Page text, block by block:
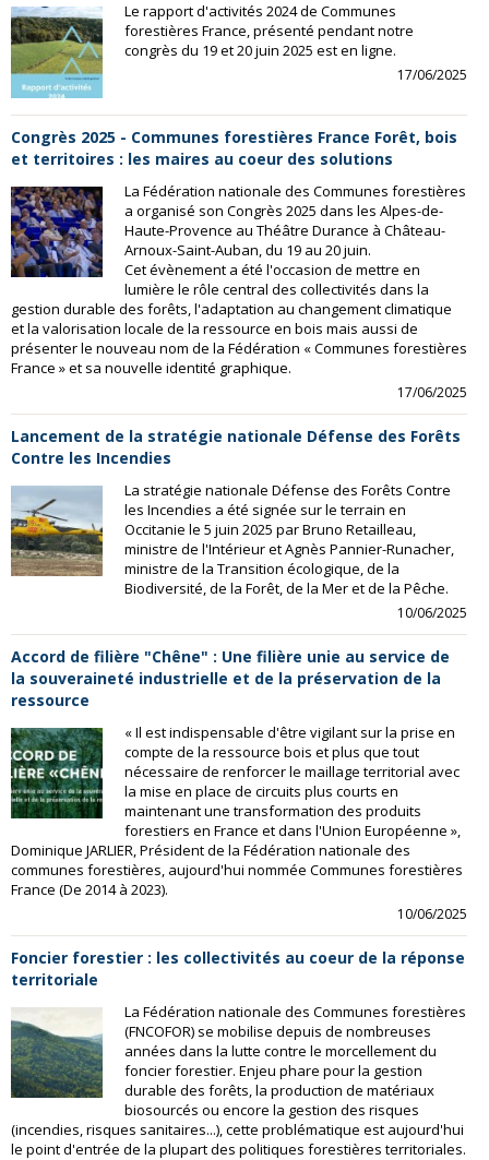
Le rapport d'activités 2024 de Communes
forestières France, présenté pendant notre
congrès du 19 et 20 juin 2025 est en ligne.
17/06/2025
Congrès 2025 - Communes forestières France Forêt, bois
et territoires : les maires au coeur des solutions
La Fédération nationale des Communes forestières
a organisé son Congrès 2025 dans les Alpes-de-
Haute-Provence au Théâtre Durance à Château-
Arnoux-Saint-Auban, du 19 au 20 juin.
Cet évènement a été l'occasion de mettre en
lumière le rôle central des collectivités dans la
gestion durable des forêts, l'adaptation au changement climatique
et la valorisation locale de la ressource en bois mais aussi de
présenter le nouveau nom de la Fédération « Communes forestières
France » et sa nouvelle identité graphique.
17/06/2025
Lancement de la stratégie nationale Défense des Forêts
Contre les Incendies
La stratégie nationale Défense des Forêts Contre
les Incendies a été signée sur le terrain en
Occitanie le 5 juin 2025 par Bruno Retailleau,
ministre de l'Intérieur et Agnès Pannier-Runacher,
ministre de la Transition écologique, de la
Biodiversité, de la Forêt, de la Mer et de la Pêche.
10/06/2025
Accord de filière "Chêne" : Une filière unie au service de
la souveraineté industrielle et de la préservation de la
ressource
« Il est indispensable d'être vigilant sur la prise en
compte de la ressource bois et plus que tout
nécessaire de renforcer le maillage territorial avec
la mise en place de circuits plus courts en
maintenant une transformation des produits
forestiers en France et dans l'Union Européenne »,
Dominique JARLIER, Président de la Fédération nationale des
communes forestières, aujourd'hui nommée Communes forestières
France (De 2014 à 2023).
10/06/2025
Foncier forestier : les collectivités au coeur de la réponse
territoriale
La Fédération nationale des Communes forestières
(FNCOFOR) se mobilise depuis de nombreuses
années dans la lutte contre le morcellement du
foncier forestier. Enjeu phare pour la gestion
durable des forêts, la production de matériaux
biosourcés ou encore la gestion des risques
(incendies, risques sanitaires...), cette problématique est aujourd'hui
le point d'entrée de la plupart des politiques forestières territoriales.